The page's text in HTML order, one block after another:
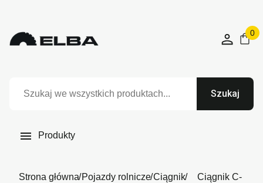
0
Szukaj
 Produkty
Strona główna Pojazdy rolnicze Ciągnik
Ciągnik C-